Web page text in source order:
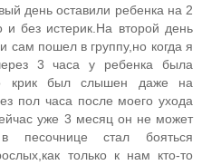
день оставили ребенка на 2
без истерик.На второй день
сам пошел в группу,но когда я
3 часа у ребенка была
крик был слышен даже на
пол часа после моего ухода
уже 3 месяц он не может
песочнице стал бояться
только к нам кто-то